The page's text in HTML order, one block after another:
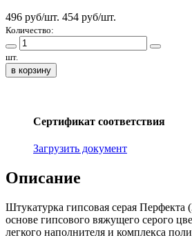
496 руб/шт. 454 руб/шт.
Количество:
шт.
в корзину
Сертификат соответствия
Загрузить документ
Описание
Штукатурка гипсовая серая Перфекта
основе гипсового вяжущего серого
легкого наполнителя и комплекса